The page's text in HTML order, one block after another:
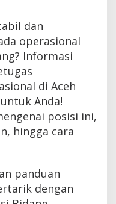
dan
operasional
Informasi
di Aceh
Anda!
posisi ini,
hingga cara
panduan
dengan